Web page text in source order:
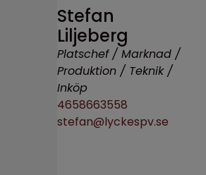
Stefan
Liljeberg
Platschef / Marknad /
Produktion / Teknik /
Inköp
4658663558
stefan@lyckespv.se